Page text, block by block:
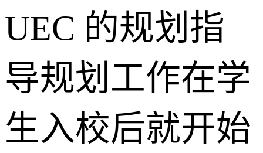
UEC 的规划指
导规划工作在学
生入校后就开始